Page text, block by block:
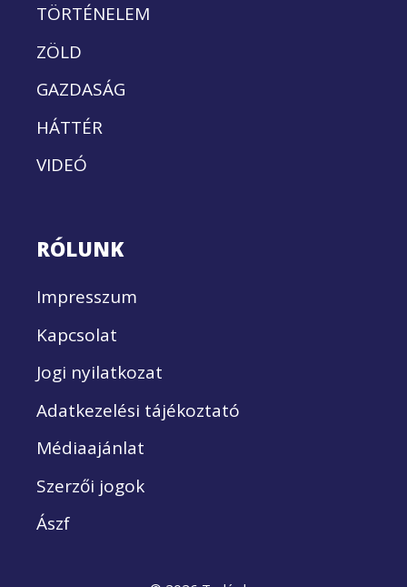
TÖRTÉNELEM
ZÖLD
GAZDASÁG
HÁTTÉR
VIDEÓ
RÓLUNK
Impresszum
Kapcsolat
Jogi nyilatkozat
Adatkezelési tájékoztató
Médiaajánlat
Szerzői jogok
Ászf